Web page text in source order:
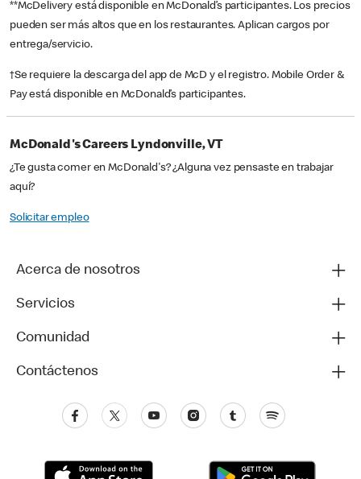
**McDelivery está disponible en McDonald’s participantes. Los precios
pueden ser más altos que en los restaurantes. Aplican cargos por
entrega/servicio.
†Se requiere la descarga del app de McD y el registro. Mobile Order &
Pay está disponible en McDonald’s participantes.
McDonald's Careers Lyndonville, VT
¿Te gusta comer en McDonald's? ¿Alguna vez pensaste en trabajar
aquí?
Solicitar empleo
Acerca de nosotros
Servicios
Comunidad
Contáctenos